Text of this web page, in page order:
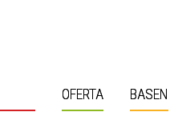
OFERTA BASEN